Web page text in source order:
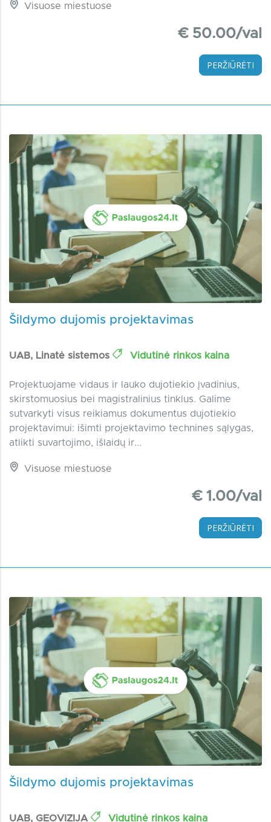
Visuose miestuose
€ 50.00/val
PERŽIŪRĖTI
Šildymo dujomis projektavimas
UAB, Linatė sistemos Vidutinė rinkos kaina
Projektuojame vidaus ir lauko dujotiekio įvadinius,
skirstomuosius bei magistralinius tinklus. Galime
sutvarkyti visus reikiamus dokumentus dujotiekio
projektavimui: išimti projektavimo technines sąlygas,
atlikti suvartojimo, išlaidų ir...
Visuose miestuose
€ 1.00/val
PERŽIŪRĖTI
Šildymo dujomis projektavimas
UAB, GEOVIZIJA Vidutinė rinkos kaina